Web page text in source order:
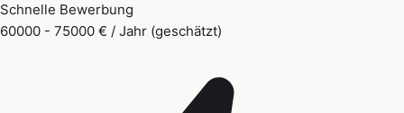
Schnelle Bewerbung
60000 - 75000 € / Jahr (geschätzt)